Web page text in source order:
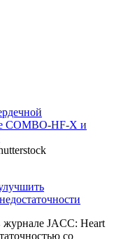
журнале JACC: Heart
со